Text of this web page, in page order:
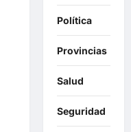
Política
Provincias
Salud
Seguridad